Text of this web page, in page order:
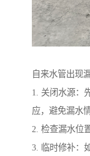
自来水管出现
1. 关闭水源：
应，避免漏水
2. 检查漏水位
3. 临时修补：